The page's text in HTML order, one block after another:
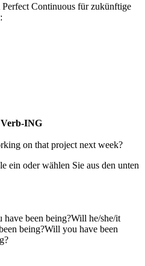
Perfect Continuous für zukünftige
Verb-ING
on that project next week?
ein oder wählen Sie aus den unten
have been being?Will he/she/it
being?Will you have been